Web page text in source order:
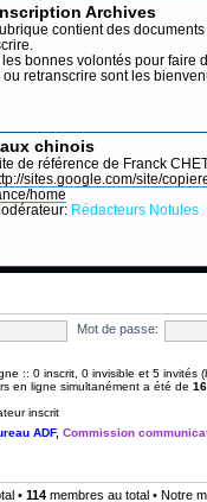
Archives
contient des
les bonnes volontés pour faire
ou retranscrire sont les
chinois
de référence de Franck
sites.google.com/site/
home
Rédacteurs Notules
Mot de passe:
:: 0 inscrit, 0 invisible et 5 invités
en ligne simultanément a été de
inscrit
ADF, Commission
• 114 membres au total • Notre